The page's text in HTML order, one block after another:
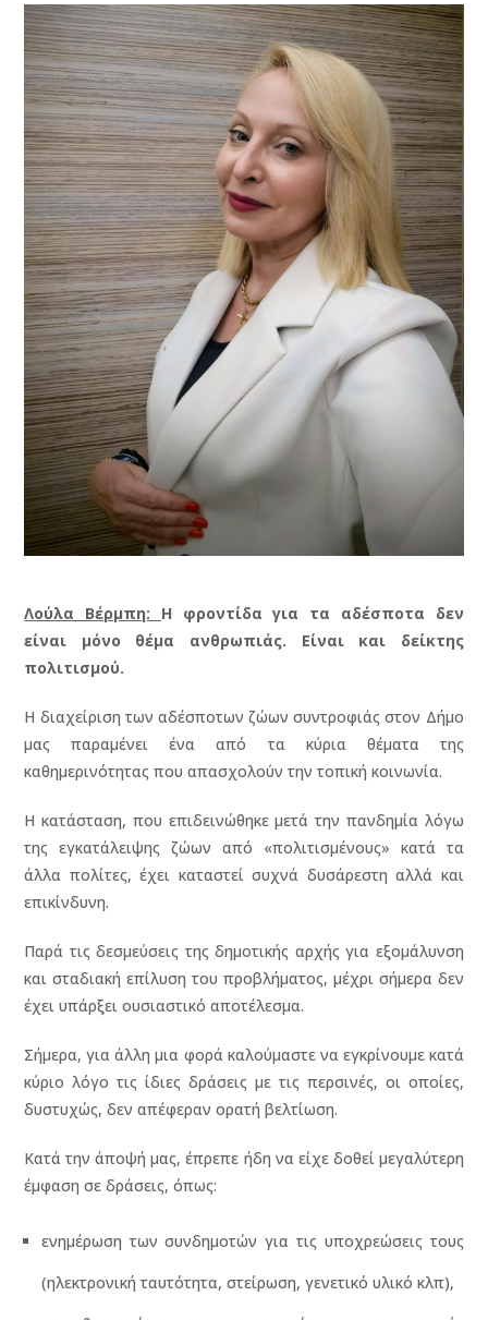
Λούλα Βέρμπη: Η φροντίδα για τα αδέσποτα δεν
είναι μόνο θέμα ανθρωπιάς. Είναι και δείκτης
πολιτισμού.
Η διαχείριση των αδέσποτων ζώων συντροφιάς στον Δήμο
μας παραμένει ένα από τα κύρια θέματα της
καθημερινότητας που απασχολούν την τοπική κοινωνία.
Η κατάσταση, που επιδεινώθηκε μετά την πανδημία λόγω
της εγκατάλειψης ζώων από «πολιτισμένους» κατά τα
άλλα πολίτες, έχει καταστεί συχνά δυσάρεστη αλλά και
επικίνδυνη.
Παρά τις δεσμεύσεις της δημοτικής αρχής για εξομάλυνση
και σταδιακή επίλυση του προβλήματος, μέχρι σήμερα δεν
έχει υπάρξει ουσιαστικό αποτέλεσμα.
Σήμερα, για άλλη μια φορά καλούμαστε να εγκρίνουμε κατά
κύριο λόγο τις ίδιες δράσεις με τις περσινές, οι οποίες,
δυστυχώς, δεν απέφεραν ορατή βελτίωση.
Κατά την άποψή μας, έπρεπε ήδη να είχε δοθεί μεγαλύτερη
έμφαση σε δράσεις, όπως:
ενημέρωση των συνδημοτών για τις υποχρεώσεις τους
(ηλεκτρονική ταυτότητα, στείρωση, γενετικό υλικό κλπ),